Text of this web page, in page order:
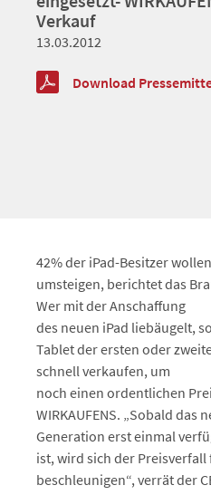
Verkauf
13.03.2012
Download
42% der iPad-Besitzer
umsteigen, berichtet das
Wer mit der Anschaffung
des neuen iPad liebäugelt,
Tablet der ersten oder
schnell verkaufen, um
noch einen ordentlichen
WIRKAUFENS. „Sobald das
Generation erst einmal
ist, wird sich der
beschleunigen“, verrät der